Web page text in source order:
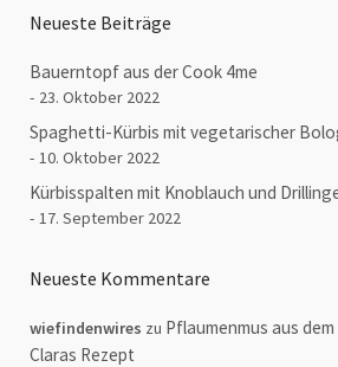
Neueste Beiträge
Bauerntopf aus der Cook 4me
23. Oktober 2022
Spaghetti-Kürbis mit vegetarischer
10. Oktober 2022
Kürbisspalten mit Knoblauch und
17. September 2022
Neueste Kommentare
wiefindenwires zu Pflaumenmus aus
Claras Rezept